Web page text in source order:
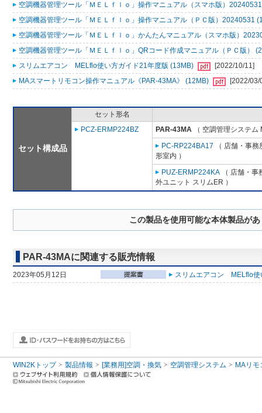
空調機器管理ツール「ＭＥＬｆｌｏ」操作マニュアル（スマホ版）
空調機器管理ツール「ＭＥＬｆｌｏ」操作マニュアル（ＰＣ版）20240531
空調機器管理ツール「ＭＥＬｆｌｏ」かんたんマニュアル（スマホ版）
空調機器管理ツール「ＭＥＬｆｌｏ」QRコード作成マニュアル（ＰＣ版）
スリムエアコン MELflo使い方ガイド21年度版 (13MB)
[2022/10/11]
MAスマートリモコン操作マニュアル《PAR-43MA》 (12MB)
[2022/03/
セット構成品
セット形名
PCZ-ERMP224BZ
PAR-43MA （ 空調管理システム
PC-RP224BA17 （ 店舗・事
形室内 ）
PUZ-ERMP224KA （ 店舗・
外ユニット スリムER ）
この製品を使用可能な本体製品が
PAR-43MAに関連する販売情報
2023年05月12日 スリムエアコン MELflo使
WIN2Kトップ 製品情報 [業務用]空調・換気 空調管理システム MAリモ